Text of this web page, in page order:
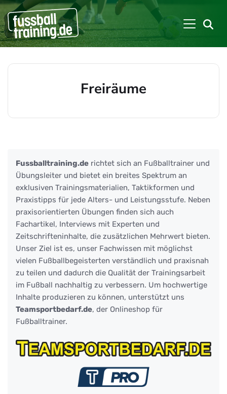
Freiräume
Fussballtraining.de richtet sich an Fußballtrainer und
Übungsleiter und bietet ein breites Spektrum an
exklusiven Trainingsmaterialien, Taktikformen und
Praxistipps für jede Alters- und Leistungsstufe. Neben
praxisorientierten Übungen finden sich auch
Fachartikel, Interviews mit Experten und
Zeitschrifteninhalte, die zusätzlichen Mehrwert bieten.
Unser Ziel ist es, unser Fachwissen mit möglichst
vielen Fußballbegeisterten verständlich und praxisnah
zu teilen und dadurch die Qualität der Trainingsarbeit
im Fußball nachhaltig zu verbessern. Um hochwertige
Inhalte produzieren zu können, unterstützt uns
Teamsportbedarf.de, der Onlineshop für
Fußballtrainer.